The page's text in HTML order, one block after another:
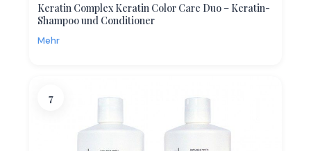
Keratin Complex Keratin Color Care Duo – Keratin-
Shampoo und Conditioner
Mehr
7